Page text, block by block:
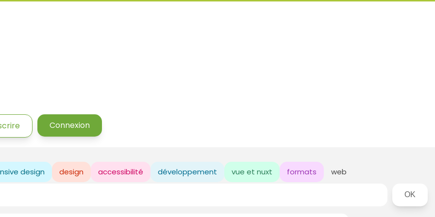
Connexion
design design accessibilité développement vue et nuxt formats web
Rechercher